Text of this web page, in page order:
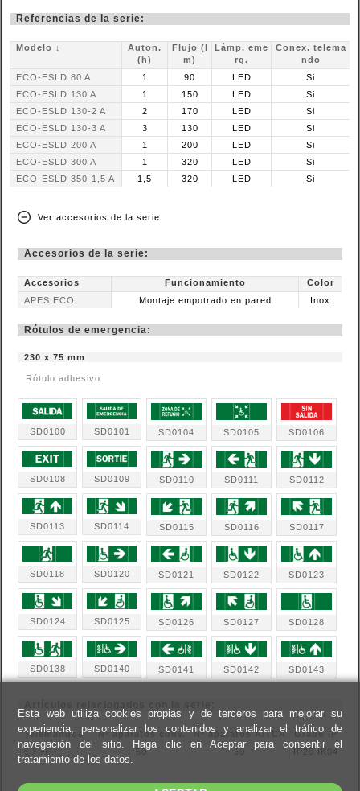
Referencias de la serie:
Modelo ↓
Auton.
(h)
Flujo (l
m)
Lámp. eme
rg.
Conex. telema
ndo
ECO-ESLD 80 A
1 90 LED
Si
ECO-ESLD 130 A
1 150 LED
Si
ECO-ESLD 130-2 A
2 170 LED
Si
ECO-ESLD 130-3 A
3 130 LED
Si
ECO-ESLD 200 A
1 200 LED
Si
ECO-ESLD 300 A
1 320 LED
Si
ECO-ESLD 350-1,5 A
1,5 320 LED Si
Ver accesorios de la serie
Accesorios de la serie:
Accesorios Funcionamiento
Color
APES ECO
Montaje empotrado en pared Inox
Rótulos de emergencia:
230 x 75 mm
Rótulo adhesivo
SD0100 SD0101 SD0104 SD0105 SD0106
SD0108 SD0109 SD0110 SD0111 SD0112
SD0113 SD0114 SD0115 SD0116 SD0117
SD0118 SD0120 SD0121 SD0122 SD0123
SD0124 SD0125 SD0126 SD0127 SD0128
SD0138 SD0140 SD0141 SD0142 SD0143
Telemandos Nº aparatos conv. Nº aparatos A/TCA
Grado IP
50 TE
50 50 IP20 IK04
Esta web utiliza cookies propias y de terceros para mejorar su
experiencia, personalizar los contenidos y analizar el tráfico de
navegación del sitio. Haga clic en Aceptar para consentir el
tratamiento de los datos.